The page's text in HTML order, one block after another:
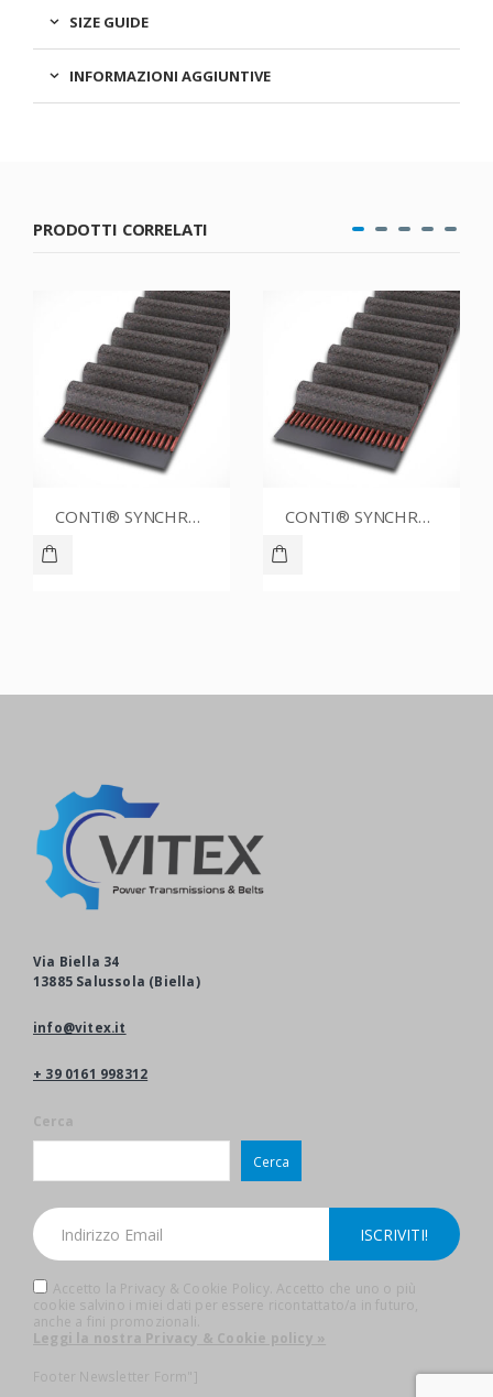
SIZE GUIDE
INFORMAZIONI AGGIUNTIVE
PRODOTTI CORRELATI
CONTI® SYNCHROBELT 88XL-400 CUSTOM CONTI® SYNCHROBELT 88XL025
Via Biella 34
13885 Salussola (Biella)
info@vitex.it
+ 39 0161 998312
Cerca
Cerca
Accetto la Privacy & Cookie Policy. Accetto che uno o più
cookie salvino i miei dati per essere ricontattato/a in futuro,
anche a fini promozionali.
Leggi la nostra Privacy & Cookie policy »
Footer Newsletter Form"]